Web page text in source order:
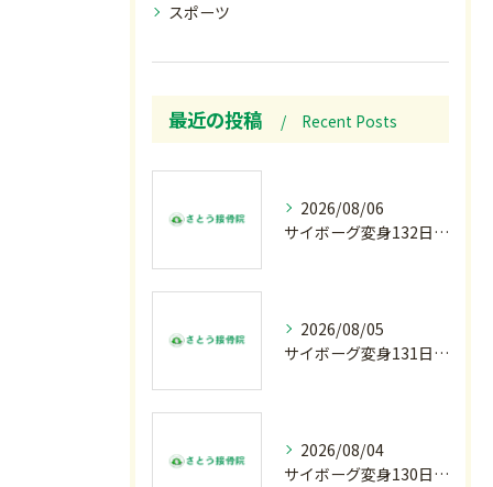
スポーツ
最近の投稿 Recent Posts
2026/08/06
サイボーグ変身132日目.お知らせ.和歌山.インターハイ.柔道開幕…木曜の朝〜
2026/08/05
サイボーグ変身131日目.甲子園開幕.日曜.リラクゼーション柔.水曜の朝〜
2026/08/04
サイボーグ変身130日目.涼しい朝.甲子園…火曜の朝〜